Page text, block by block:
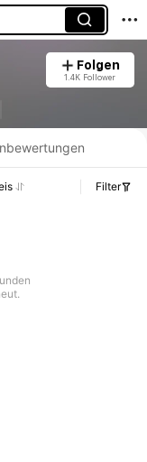
Folgen
1.4K Follower
Filter